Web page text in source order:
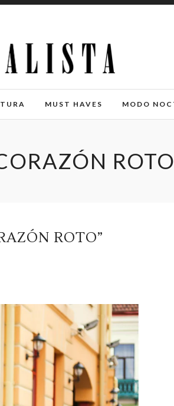
MUST HAVES MODO
ROTO
ROTO”